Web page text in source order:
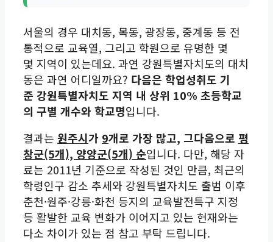
서울의 경우 대치동, 목동, 광장동, 중계동 등 전
통적으로 교육열, 그리고 학원으로 유명한 몇
몇 지역이 있는데요. 과연 강원특별자치도의 대치
동은 과연 어디일까요? 다음은 학업성취도 기
준 강원특별자치도 지역 내 상위 10% 초등학교
의 구별 개수와 학교명입니다.
결과는 원주시가 9개로 가장 많고, 그다음으로 평
창군(5개), 양양군(5개) 순입니다. 다만, 해당 자
료는 2011년 기준으로 작성된 것인 만큼, 최근의
학령인구 감소 추세와 강원특별자치도 출범 이후
춘천·원주·강릉·화천 등지의 교육발전특구 지정
등 활발한 교육 변화가 이어지고 있는 현재와는
다소 차이가 있는 점 참고 부탁 드립니다.